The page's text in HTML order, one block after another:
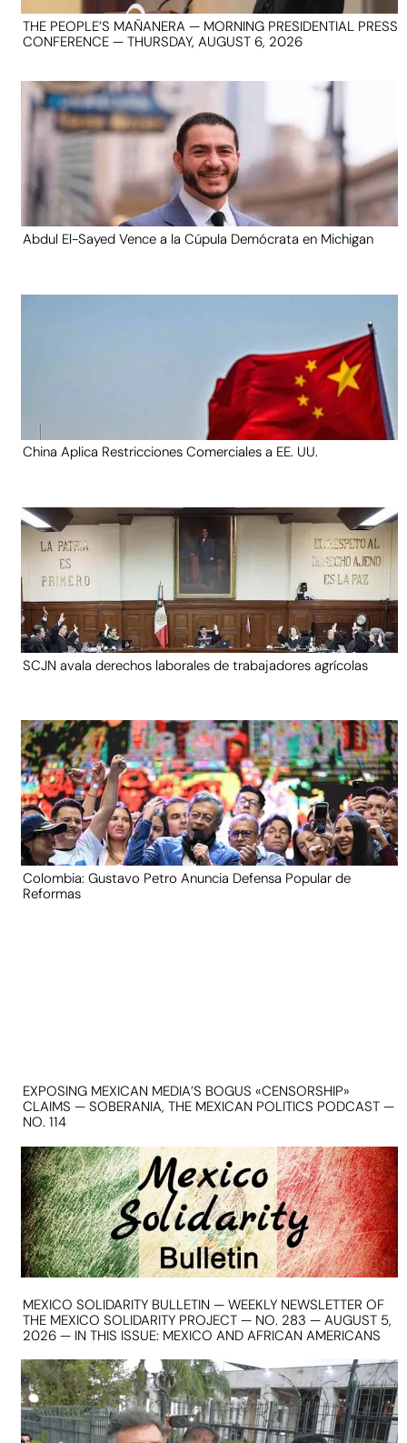
THE PEOPLE’S MAÑANERA — MORNING PRESIDENTIAL PRESS
CONFERENCE — THURSDAY, AUGUST 6, 2026
Abdul El-Sayed Vence a la Cúpula Demócrata en Michigan
China Aplica Restricciones Comerciales a EE. UU.
SCJN avala derechos laborales de trabajadores agrícolas
Colombia: Gustavo Petro Anuncia Defensa Popular de
Reformas
EXPOSING MEXICAN MEDIA’S BOGUS «CENSORSHIP»
CLAIMS — SOBERANIA, THE MEXICAN POLITICS PODCAST —
NO. 114
MEXICO SOLIDARITY BULLETIN — WEEKLY NEWSLETTER OF
THE MEXICO SOLIDARITY PROJECT — NO. 283 — AUGUST 5,
2026 — IN THIS ISSUE: MEXICO AND AFRICAN AMERICANS